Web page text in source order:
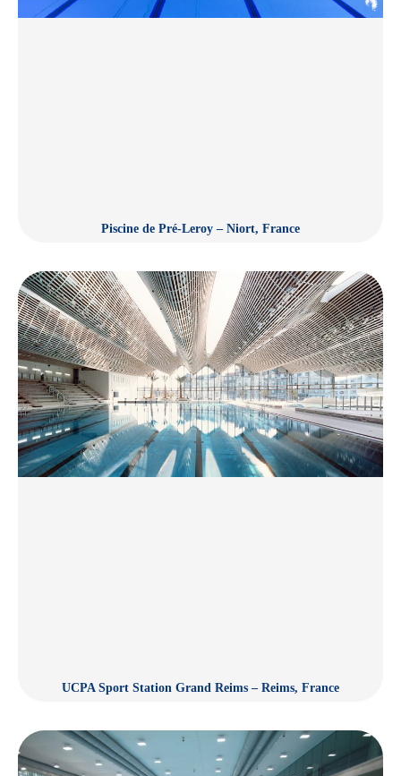
Piscine de Pré-Leroy – Niort, France
UCPA Sport Station Grand Reims – Reims, France